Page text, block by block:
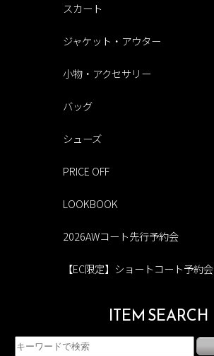
スカート
ジャケット・アウター
小物・アクセサリー
バッグ
シューズ
PRICE OFF
LOOKBOOK
2026AWコート先行予約会
【EC限定】ショートコート予約会
ITEM SEARCH